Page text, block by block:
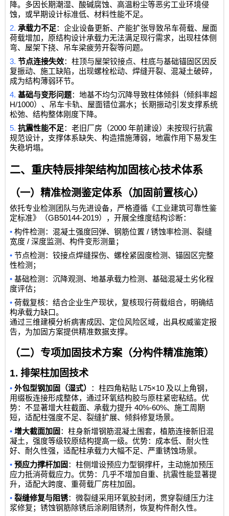
降。多因长期潮湿、酸碱腐蚀、高温粉尘等恶劣工业环境侵
蚀，或早期设计标准低、材料性能不足。
2.承载力不足：企业设备更新、产能扩张导致吊车荷载、屋面
荷载增加，原结构设计承载力无法满足现行需求，出现柱体侧
弯、屋架下挠、吊车梁疲劳开裂等问题。
3.节点连接失效：柱顶与屋架铰接点、柱底与基础锚固区因反
复振动、施工缺陷，出现螺栓松动、焊缝开裂、混凝土破碎，
成为结构薄弱环节。
4.基础与变形问题：地基不均匀沉降导致柱体倾斜（倾斜率超
H/1000）、吊车卡轨、屋面错位漏水；长期振动引发支撑系统
松弛、结构整体刚度下降。
5.抗震性能不足：老旧厂房（2000年前建设）未按现行抗震
规范设计，支撑体系缺失、构造措施薄弱，地震作用下易发生
失稳坍塌。
二、重庆特辰排架结构加固核心技术体系
（一）精准检测鉴定体系（加固前置核心）
依托专业检测团队与先进设备，严格遵循《工业建筑可靠性鉴
定标准》（GB50144-2019），开展全维度结构诊断：
•构件检测：混凝土强度回弹、钢筋位置 /锈蚀率检测、裂缝
宽度/深度监测、构件变形测量；
•节点检测：铰接点焊缝探伤、螺栓紧固度检测、锚固区完整
性检测；
•基础检测：沉降观测、地基承载力检测、基础混凝土劣化程
度评估；
•荷载复核：结合企业生产现状，复核现行荷载组合，明确结
构承载力缺口。
通过三维建模分析病害成因、定位风险区域，出具权威鉴定报
告，为加固方案提供精准数据支撑。
（二）专项加固技术方案（分构件精准施策）
1.排架柱加固技术
•外包型钢加固（湿式） ：柱四角粘贴 L75×10 及以上角钢，
用缀板连接形成整体，通过环氧结构胶与原柱紧密粘结。优
势：不显著增大柱截面、承载力提升40%-60%、施工周期
短，适配柱强度不足、裂缝扩展、倾斜修复场景。
•增大截面加固 ：柱身新增钢筋混凝土围套，植筋连接新旧混
凝土，强度等级较原结构提高一级。优势：成本低、耐火性
好、耐久性强，适配柱承载力大幅不足、严重锈蚀场景。
•预应力撑杆加固 ：柱侧增设预应力型钢撑杆，主动施加预压
应力抵消荷载应力。优势：几乎不增加自重、抗震性能显著提
升，适配大跨度、重荷载厂房柱加固。
•裂缝修复与阻锈：微裂缝采用环氧胶封闭，贯穿裂缝压力注
浆修复；锈蚀钢筋除锈后涂刷阻锈剂，恢复构件耐久性。